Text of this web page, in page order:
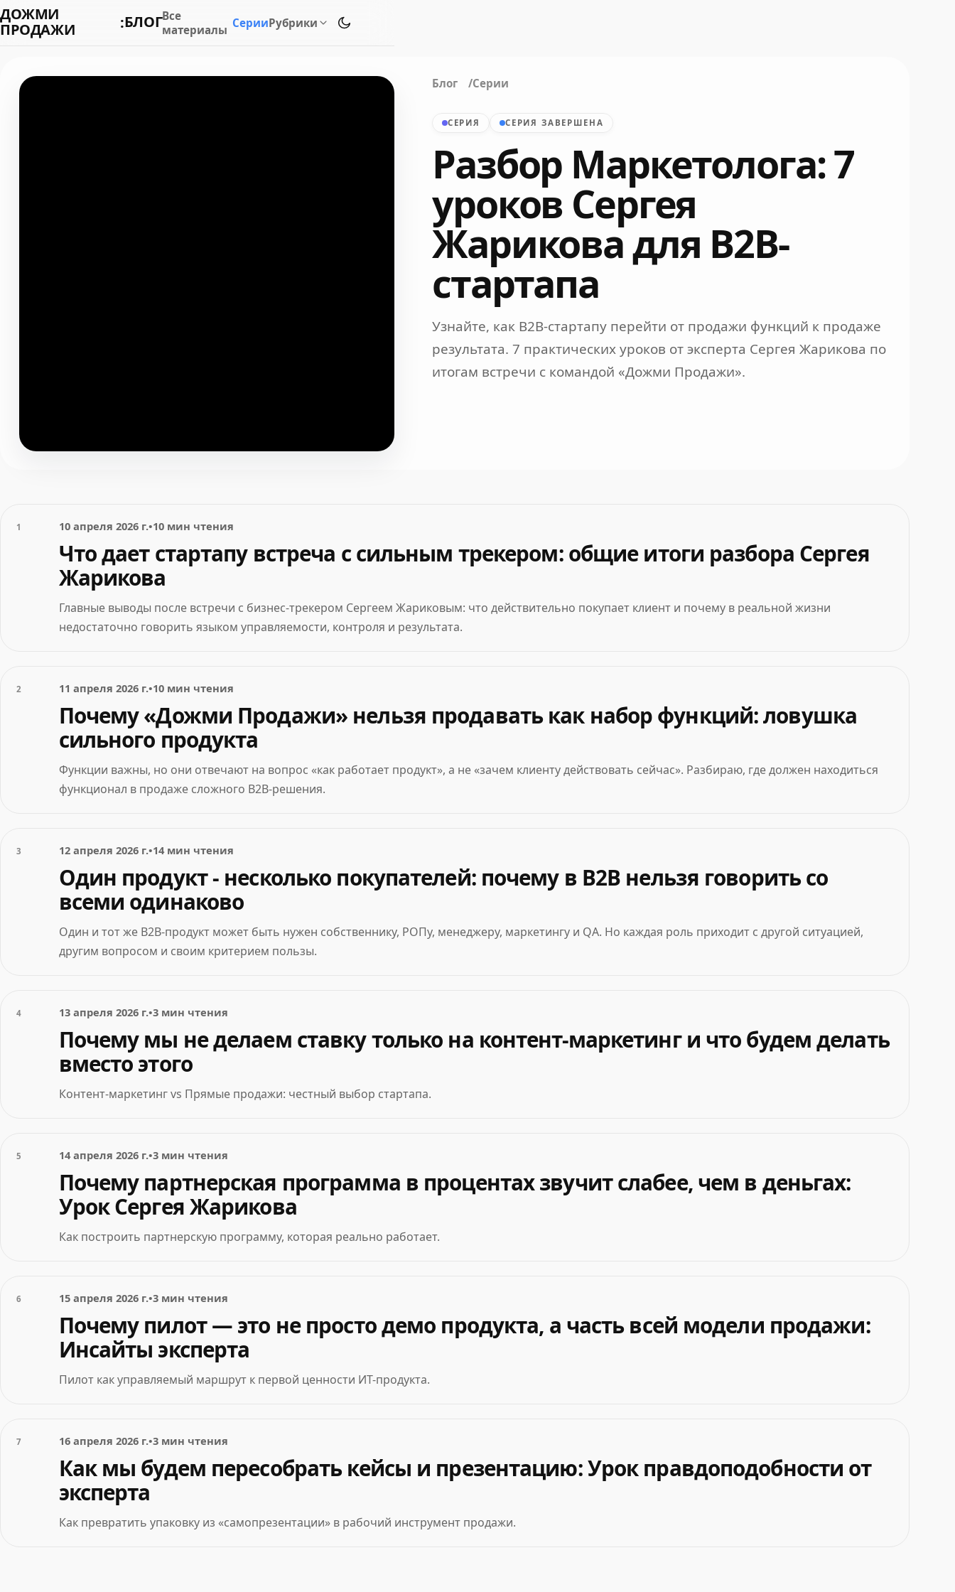
ДОЖМИ
ПРОДАЖИ
:БЛОГВсе
материалы СерииРубрики Переключить тему оформления
Блог Серии
СЕРИЯ СЕРИЯ ЗАВЕРШЕНА
Разбор Маркетолога: 7
уроков Сергея
Жарикова для B2B-
стартапа
Узнайте, как B2B-стартапу перейти от продажи функций к продаже
результата. 7 практических уроков от эксперта Сергея Жарикова по
итогам встречи с командой «Дожми Продажи».
1 10 апреля 2026 г.•10 мин чтения
Что дает стартапу встреча с сильным трекером: общие итоги разбора Сергея
Жарикова
Главные выводы после встречи с бизнес-трекером Сергеем Жариковым: что действительно покупает клиент и почему в реальной жизни
недостаточно говорить языком управляемости, контроля и результата.
2 11 апреля 2026 г.•10 мин чтения
Почему «Дожми Продажи» нельзя продавать как набор функций: ловушка
сильного продукта
Функции важны, но они отвечают на вопрос «как работает продукт», а не «зачем клиенту действовать сейчас». Разбираю, где должен находиться
функционал в продаже сложного B2B-решения.
3 12 апреля 2026 г.•14 мин чтения
Один продукт - несколько покупателей: почему в B2B нельзя говорить со
всеми одинаково
Один и тот же B2B-продукт может быть нужен собственнику, РОПу, менеджеру, маркетингу и QA. Но каждая роль приходит с другой ситуацией,
другим вопросом и своим критерием пользы.
4 13 апреля 2026 г.•3 мин чтения
Почему мы не делаем ставку только на контент-маркетинг и что будем делать
вместо этого
Контент-маркетинг vs Прямые продажи: честный выбор стартапа.
5 14 апреля 2026 г.•3 мин чтения
Почему партнерская программа в процентах звучит слабее, чем в деньгах:
Урок Сергея Жарикова
Как построить партнерскую программу, которая реально работает.
6 15 апреля 2026 г.•3 мин чтения
Почему пилот — это не просто демо продукта, а часть всей модели продажи:
Инсайты эксперта
Пилот как управляемый маршрут к первой ценности ИТ-продукта.
7 16 апреля 2026 г.•3 мин чтения
Как мы будем пересобрать кейсы и презентацию: Урок правдоподобности от
эксперта
Как превратить упаковку из «самопрезентации» в рабочий инструмент продажи.